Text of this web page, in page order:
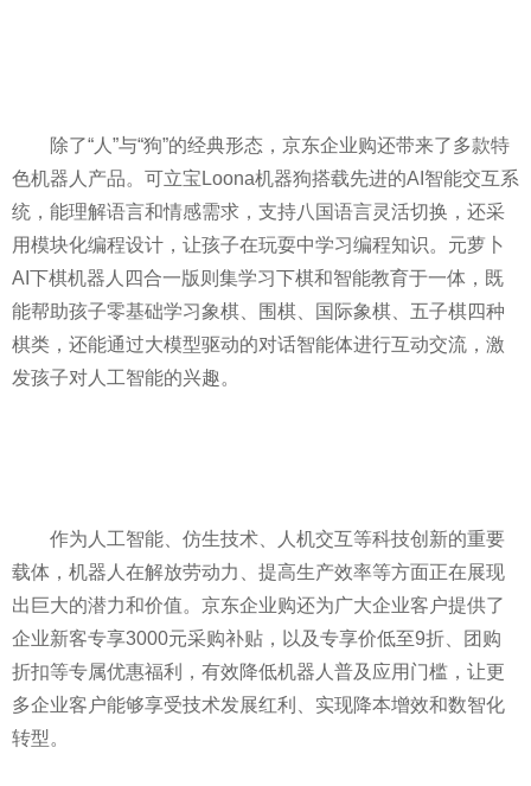
除了“人”与“狗”的经典形态，京东企业购还带来了多款特
色机器人产品。可立宝Loona机器狗搭载先进的AI智能交互系
统，能理解语言和情感需求，支持八国语言灵活切换，还采
用模块化编程设计，让孩子在玩耍中学习编程知识。元萝卜
AI下棋机器人四合一版则集学习下棋和智能教育于一体，既
能帮助孩子零基础学习象棋、围棋、国际象棋、五子棋四种
棋类，还能通过大模型驱动的对话智能体进行互动交流，激
发孩子对人工智能的兴趣。
作为人工智能、仿生技术、人机交互等科技创新的重要
载体，机器人在解放劳动力、提高生产效率等方面正在展现
出巨大的潜力和价值。京东企业购还为广大企业客户提供了
企业新客专享3000元采购补贴，以及专享价低至9折、团购
折扣等专属优惠福利，有效降低机器人普及应用门槛，让更
多企业客户能够享受技术发展红利、实现降本增效和数智化
转型。